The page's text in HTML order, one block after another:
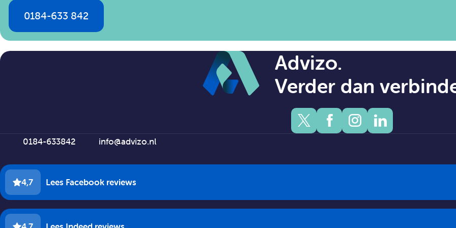
0184-633 842
Advizo.
Verder dan
0184-633842 info@advizo.nl
4,7 Lees Facebook reviews